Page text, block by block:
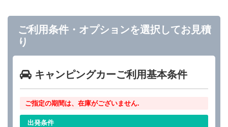
ご利用条件・オプションを選択してお見積
り
キャンピングカーご利用基本条件
ご指定の期間は、在庫がございません.
出発条件